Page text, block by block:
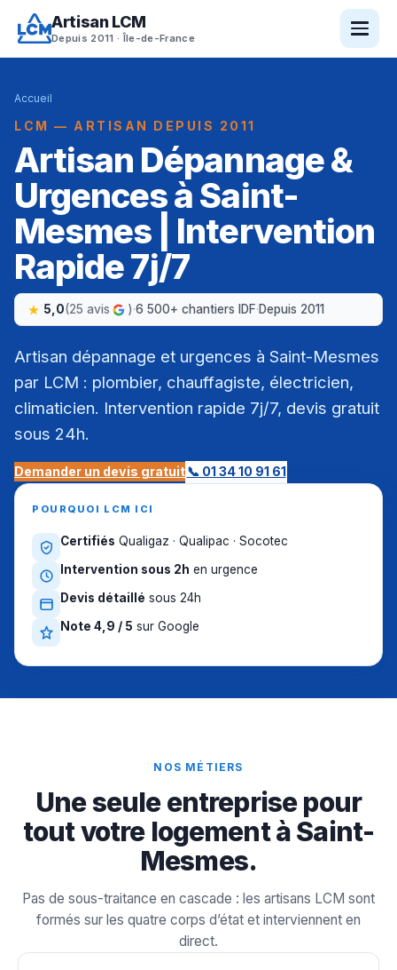
Artisan LCM
Depuis 2011 · Île-de-France
Accueil
LCM — ARTISAN DEPUIS 2011
Artisan Dépannage &
Urgences à Saint-
Mesmes | Intervention
Rapide 7j/7
5,0(25 avis )·6 500+ chantiers IDF·Depuis 2011
Artisan dépannage et urgences à Saint-Mesmes
par LCM : plombier, chauffagiste, électricien,
climaticien. Intervention rapide 7j/7, devis gratuit
sous 24h.
Demander un devis gratuit📞 01 34 10 91 61
POURQUOI LCM ICI
Certifiés Qualigaz · Qualipac · Socotec
Intervention sous 2h en urgence
Devis détaillé sous 24h
Note 4,9 / 5 sur Google
NOS MÉTIERS
Une seule entreprise pour
tout votre logement à Saint-
Mesmes.
Pas de sous-traitance en cascade : les artisans LCM sont
formés sur les quatre corps d’état et interviennent en
direct.